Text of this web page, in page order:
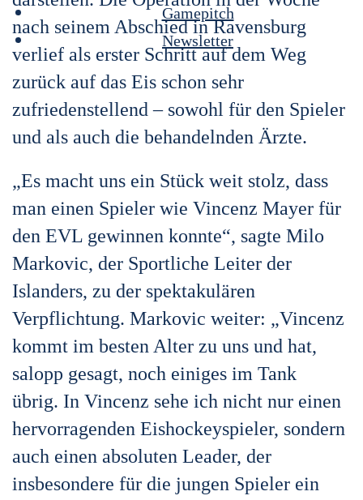
Gamepitch
Newsletter
nach seinem Abschied in Ravensburg
verlief als erster Schritt auf dem Weg
zurück auf das Eis schon sehr
zufriedenstellend – sowohl für den Spieler
und als auch die behandelnden Ärzte.
„Es macht uns ein Stück weit stolz, dass
man einen Spieler wie Vincenz Mayer für
den EVL gewinnen konnte“, sagte Milo
Markovic, der Sportliche Leiter der
Islanders, zu der spektakulären
Verpflichtung. Markovic weiter: „Vincenz
kommt im besten Alter zu uns und hat,
salopp gesagt, noch einiges im Tank
übrig. In Vincenz sehe ich nicht nur einen
hervorragenden Eishockeyspieler, sondern
auch einen absoluten Leader, der
insbesondere für die jungen Spieler ein